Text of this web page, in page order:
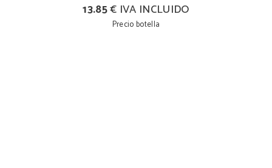
13.85€ IVA INCLUIDO
Precio botella